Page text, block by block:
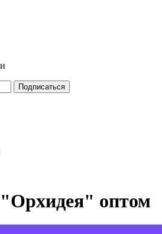
Подписаться
оптом